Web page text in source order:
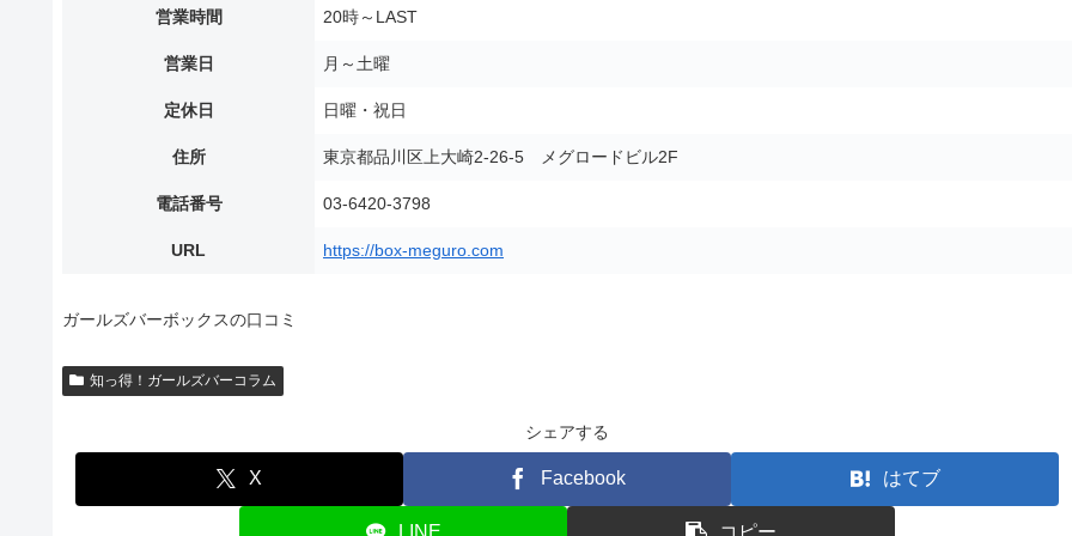
営業時間 20時～LAST
営業日 月～土曜
定休日 日曜・祝日
住所 東京都品川区上大崎2-26-5 メグロードビル2F
電話番号 03-6420-3798
URL https://box-meguro.com
ガールズバーボックスの口コミ
知っ得！ガールズバーコラム
シェアする
X Facebook はてブ